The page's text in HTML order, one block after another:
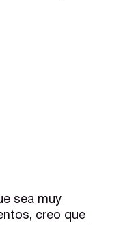
sea muy
creo que